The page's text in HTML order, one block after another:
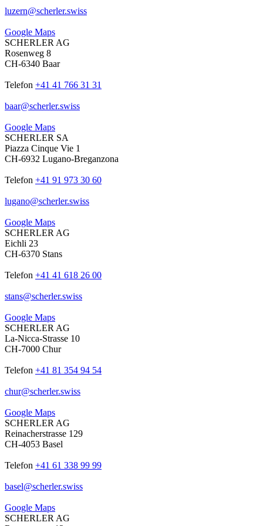
luzern@scherler.swiss
Google Maps
SCHERLER AG
Rosenweg 8
CH-6340 Baar
Telefon +41 41 766 31 31
baar@scherler.swiss
Google Maps
SCHERLER SA
Piazza Cinque Vie 1
CH-6932 Lugano-Breganzona
Telefon +41 91 973 30 60
lugano@scherler.swiss
Google Maps
SCHERLER AG
Eichli 23
CH-6370 Stans
Telefon +41 41 618 26 00
stans@scherler.swiss
Google Maps
SCHERLER AG
La-Nicca-Strasse 10
CH-7000 Chur
Telefon +41 81 354 94 54
chur@scherler.swiss
Google Maps
SCHERLER AG
Reinacherstrasse 129
CH-4053 Basel
Telefon +41 61 338 99 99
basel@scherler.swiss
Google Maps
SCHERLER AG